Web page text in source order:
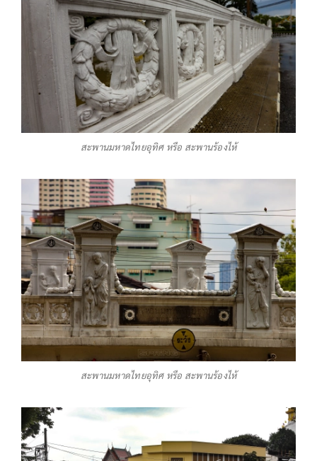
สะพานมหาดไทยอุทิศ หรือ สะพานร้องไห้
สะพานมหาดไทยอุทิศ หรือ สะพานร้องไห้